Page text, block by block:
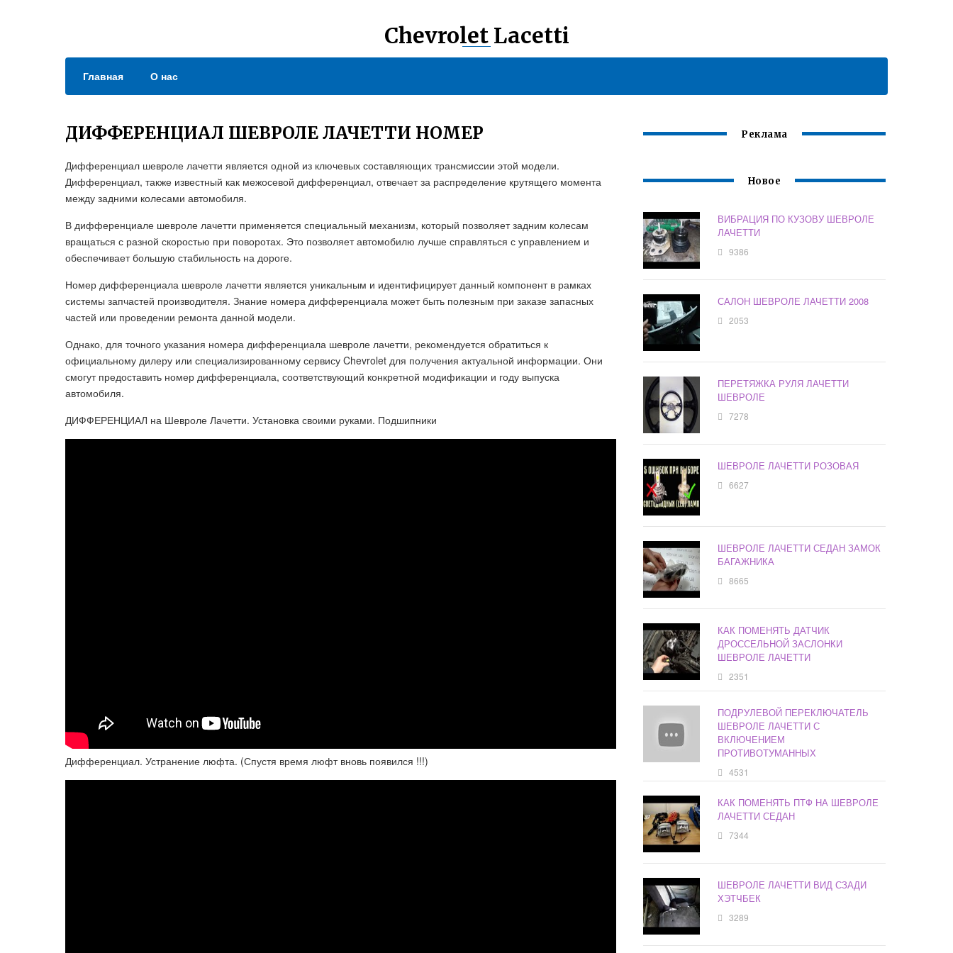
Chevrolet Lacetti
Главная О нас
ДИФФЕРЕНЦИАЛ ШЕВРОЛЕ ЛАЧЕТТИ НОМЕР
Дифференциал шевроле лачетти является одной из ключевых составляющих трансмиссии этой модели.
Дифференциал, также известный как межосевой дифференциал, отвечает за распределение крутящего момента
между задними колесами автомобиля.
В дифференциале шевроле лачетти применяется специальный механизм, который позволяет задним колесам
вращаться с разной скоростью при поворотах. Это позволяет автомобилю лучше справляться с управлением и
обеспечивает большую стабильность на дороге.
Номер дифференциала шевроле лачетти является уникальным и идентифицирует данный компонент в рамках
системы запчастей производителя. Знание номера дифференциала может быть полезным при заказе запасных
частей или проведении ремонта данной модели.
Однако, для точного указания номера дифференциала шевроле лачетти, рекомендуется обратиться к
официальному дилеру или специализированному сервису Chevrolet для получения актуальной информации. Они
смогут предоставить номер дифференциала, соответствующий конкретной модификации и году выпуска
автомобиля.
ДИФФЕРЕНЦИАЛ на Шевроле Лачетти. Установка своими руками. Подшипники
Дифференциал. Устранение люфта. (Спустя время люфт вновь появился !!!)
Реклама
Новое
ВИБРАЦИЯ ПО КУЗОВУ ШЕВРОЛЕ
ЛАЧЕТТИ
9386
САЛОН ШЕВРОЛЕ ЛАЧЕТТИ 2008
2053
ПЕРЕТЯЖКА РУЛЯ ЛАЧЕТТИ
ШЕВРОЛЕ
7278
ШЕВРОЛЕ ЛАЧЕТТИ РОЗОВАЯ
6627
ШЕВРОЛЕ ЛАЧЕТТИ СЕДАН ЗАМОК
БАГАЖНИКА
8665
КАК ПОМЕНЯТЬ ДАТЧИК
ДРОССЕЛЬНОЙ ЗАСЛОНКИ
ШЕВРОЛЕ ЛАЧЕТТИ
2351
ПОДРУЛЕВОЙ ПЕРЕКЛЮЧАТЕЛЬ
ШЕВРОЛЕ ЛАЧЕТТИ С
ВКЛЮЧЕНИЕМ
ПРОТИВОТУМАННЫХ
4531
КАК ПОМЕНЯТЬ ПТФ НА ШЕВРОЛЕ
ЛАЧЕТТИ СЕДАН
7344
ШЕВРОЛЕ ЛАЧЕТТИ ВИД СЗАДИ
ХЭТЧБЕК
3289